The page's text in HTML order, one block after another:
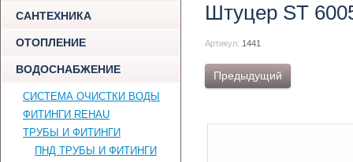
САНТЕХНИКА
ОТОПЛЕНИЕ
ВОДОСНАБЖЕНИЕ
СИСТЕМА ОЧИСТКИ ВОДЫ
ФИТИНГИ REHAU
ТРУБЫ И ФИТИНГИ
ПНД ТРУБЫ И ФИТИНГИ
Штуцер ST
Артикул: 1441
Предыдущий